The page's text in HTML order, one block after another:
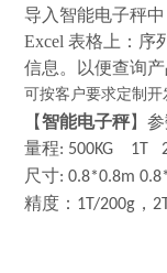
导入智能电子秤
Excel 表格上：序
信息。以便查询
可按客户要求定制
【智能电子秤】
量程: 500KG
尺寸: 0.8*0.8m
精度： 1T/200g ，